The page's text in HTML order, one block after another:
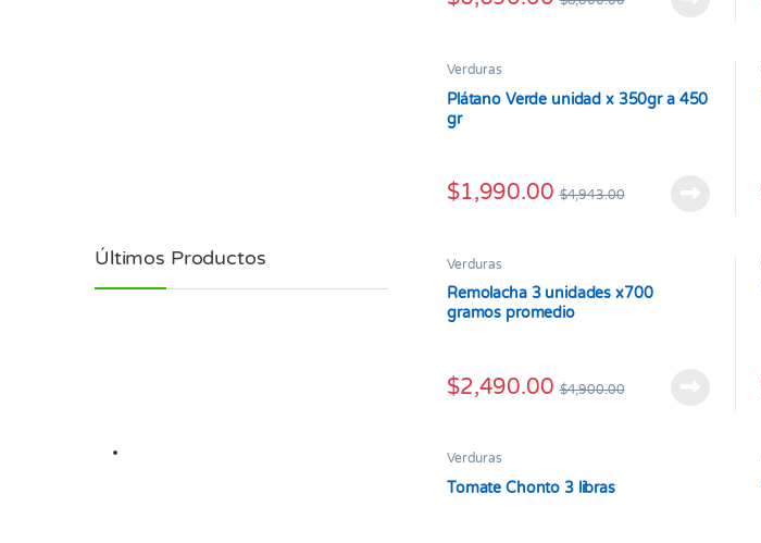
Verduras
Plátano Verde unidad x 350gr a 450
gr
$1,990.00 $4,943.00
Verduras
Remolacha 3 unidades x700
gramos promedio
$2,490.00 $4,900.00
Verduras
Tomate Chonto 3 libras
Últimos Productos